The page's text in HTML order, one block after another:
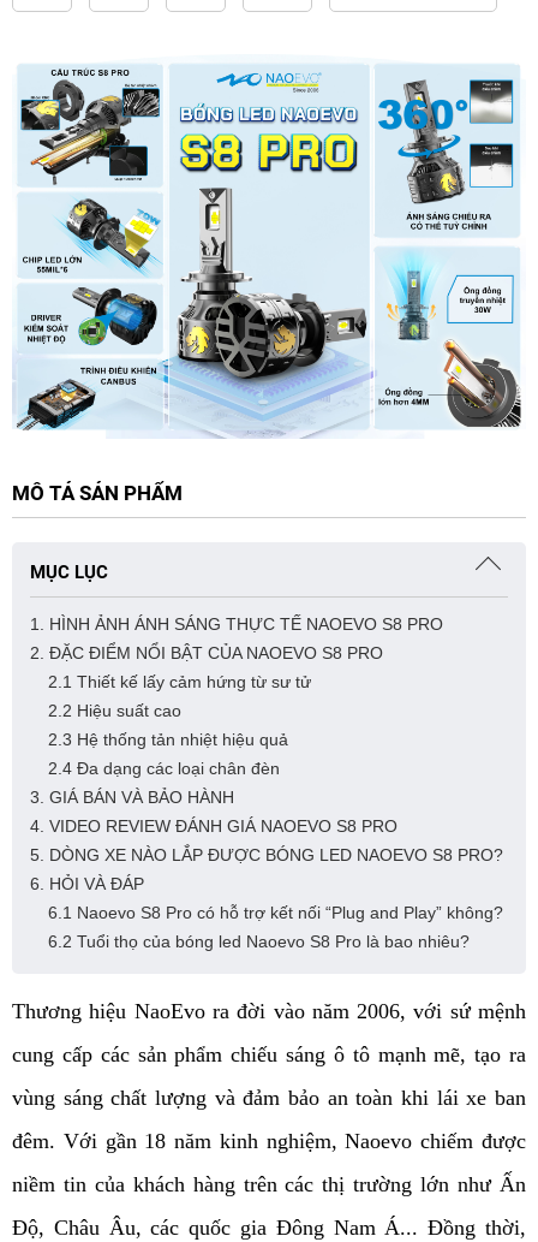
MÔ TẢ SẢN PHẨM
MỤC LỤC
1. HÌNH ẢNH ÁNH SÁNG THỰC TẾ NAOEVO S8 PRO
2. ĐẶC ĐIỂM NỔI BẬT CỦA NAOEVO S8 PRO
2.1 Thiết kế lấy cảm hứng từ sư tử
2.2 Hiệu suất cao
2.3 Hệ thống tản nhiệt hiệu quả
2.4 Đa dạng các loại chân đèn
3. GIÁ BÁN VÀ BẢO HÀNH
4. VIDEO REVIEW ĐÁNH GIÁ NAOEVO S8 PRO
5. DÒNG XE NÀO LẮP ĐƯỢC BÓNG LED NAOEVO S8 PRO?
6. HỎI VÀ ĐÁP
6.1 Naoevo S8 Pro có hỗ trợ kết nối “Plug and Play” không?
6.2 Tuổi thọ của bóng led Naoevo S8 Pro là bao nhiêu?
Thương hiệu NaoEvo ra đời vào năm 2006, với sứ mệnh
cung cấp các sản phẩm chiếu sáng ô tô mạnh mẽ, tạo ra
vùng sáng chất lượng và đảm bảo an toàn khi lái xe ban
đêm. Với gần 18 năm kinh nghiệm, Naoevo chiếm được
niềm tin của khách hàng trên các thị trường lớn như Ấn
Độ, Châu Âu, các quốc gia Đông Nam Á... Đồng thời,